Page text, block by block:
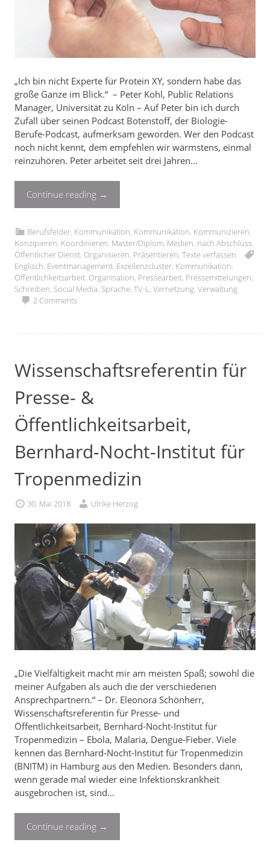
„Ich bin nicht Experte für Protein XY, sondern habe das
große Ganze im Blick.“ – Peter Kohl, Public Relations
Manager, Universität zu Köln – Auf Peter bin ich durch
Zufall über seinen Podcast Botenstoff, der Biologie-
Berufe-Podcast, aufmerksam geworden. Wer den Podcast
noch nicht kennt, dem empfehlen wir wärmstens, einmal
reinzuhören. Peter arbeitet seit drei Jahren…
Continue reading →
Berufsfelder, Kommunikation, Kommunikation, Kommunizieren,
Konzipieren, Koordinieren, Master/Diplom, Medien, nach Abschluss,
Öffentlicher Dienst, Organisieren, Präsentieren,Texte verfassen
Englisch, Eventmanagement, Exzellenzcluster, Kommunikation,
Öffentlichkeitsarbeit, Organisation, Pressearbeit, Pressemittelungen,
Schreiben, Social Media, Sprache,TV-L ,Vernetzung,Verwaltung
2 Comments
Wissenschaftsreferentin für
Presse- &
Öffentlichkeitsarbeit,
Bernhard-Nocht-Institut für
Tropenmedizin
30. Mai 2018 Ulrike Herzog
„Die Vielfältigkeit macht mir am meisten Spaß; sowohl die
meiner Aufgaben als auch die der verschiedenen
Ansprechpartnern.“ – Dr. Eleonora Schönherr,
Wissenschaftsreferentin für Presse- und
Öffentlichkeitsarbeit, Bernhard-Nocht-Institut für
Tropenmedizin – Ebola, Malaria, Dengue-Fieber. Viele
kennen das Bernhard-Nocht-Institut für Tropenmedizin
(BNITM) in Hamburg aus den Medien. Besonders dann,
wenn gerade mal wieder eine Infektionskrankheit
ausgebrochen ist, sind…
Continue reading →